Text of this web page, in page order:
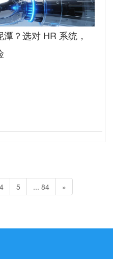
？选对 HR 系统，
4 5 ... 84 »